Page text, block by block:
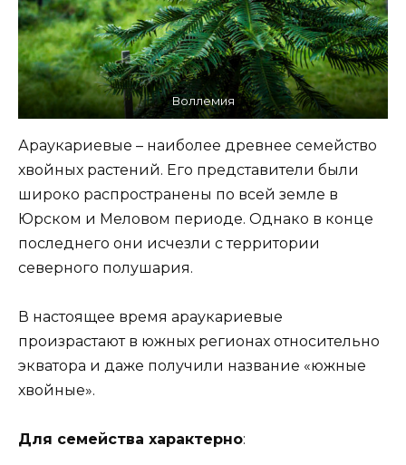
Воллемия
Араукариевые – наиболее древнее семейство
хвойных растений. Его представители были
широко распространены по всей земле в
Юрском и Меловом периоде. Однако в конце
последнего они исчезли с территории
северного полушария.
В настоящее время араукариевые
произрастают в южных регионах относительно
экватора и даже получили название «южные
хвойные».
Для семейства характерно: